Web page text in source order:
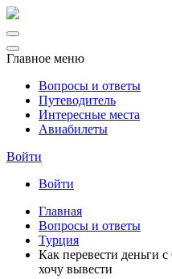
Главное меню
Вопросы и ответы
Путеводитель
Интересные места
Авиабилеты
Войти
Войти
Главная
Вопросы и ответы
Турция
Как перевести деньги
хочу вывести